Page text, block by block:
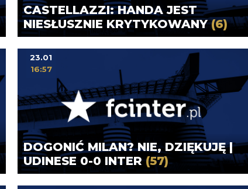
CASTELLAZZI: HANDA JEST
NIESŁUSZNIE KRYTYKOWANY(6)
DOGONIĆ MILAN? NIE, DZIĘKUJĘ |
UDINESE 0-0 INTER (57)
23.01
16:57